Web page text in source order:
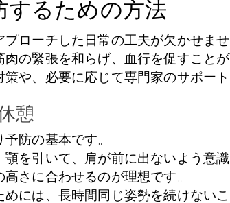
するための方法
ローチした日常の工夫が欠かせませ
の緊張を和らげ、血行を促すことが
や、必要に応じて専門家のサポー
憩
防の基本です。
を引いて、肩が前に出ないよう意識
さに合わせるのが理想です。
には、長時間同じ姿勢を続けないこ